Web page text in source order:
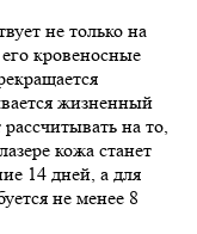
не только на
кровеносные
жизненный
на то,
кожа станет
14 дней, а для
не менее 8